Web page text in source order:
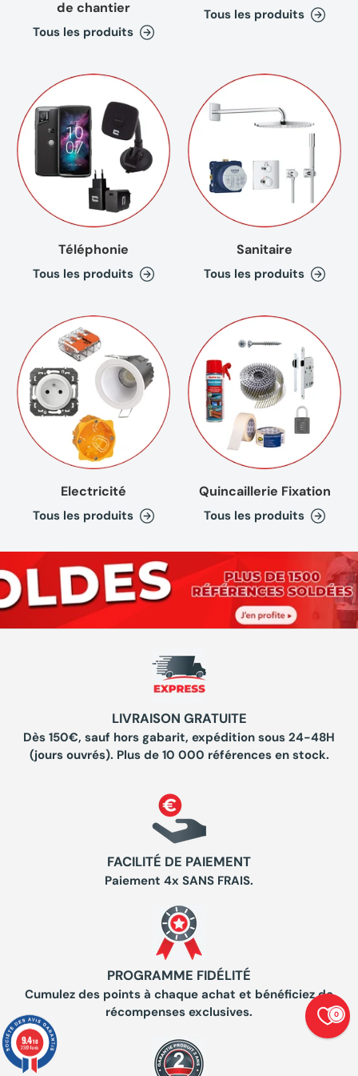
de chantier
Tous les produits
Tous les produits
Téléphonie
Tous les produits
Sanitaire
Tous les produits
Electricité
Tous les produits
Quincaillerie Fixation
Tous les produits
LIVRAISON GRATUITE
Dès 150€, sauf hors gabarit, expédition sous 24-48H
(jours ouvrés). Plus de 10 000 références en stock.
FACILITÉ DE PAIEMENT
Paiement 4x SANS FRAIS.
PROGRAMME FIDÉLITÉ
Cumulez des points à chaque achat et bénéficiez de
récompenses exclusives.
0
9.4/10
23874 avis